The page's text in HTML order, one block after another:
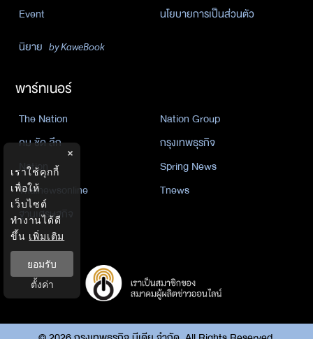
Event
นโยบายการเป็นส่วนตัว
นิยาย by KaweBook
พาร์ทเนอร์
The Nation
Nation Group
คม ชัด ลึก
กรุงเทพธุรกิจ
Nation
Spring News
Thainewsonline
Tnews
ฐานเศรษฐกิจ
×
เราใช้คุกกี้
เพื่อให้
เว็บไซต์
ทำงานได้ดี
ขึ้น เพิ่มเติม
ยอมรับ
ตั้งค่า